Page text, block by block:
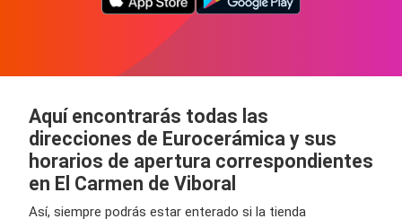
Aquí encontrarás todas las
direcciones de Eurocerámica y sus
horarios de apertura correspondientes
en El Carmen de Viboral
Así, siempre podrás estar enterado si la tienda